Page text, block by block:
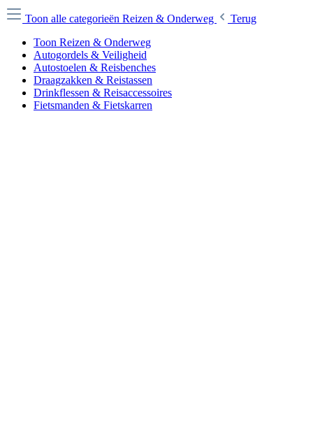
Toon alle categorieën Reizen & Onderweg
Terug
Toon Reizen & Onderweg
Autogordels & Veiligheid
Autostoelen & Reisbenches
Draagzakken & Reistassen
Drinkflessen & Reisaccessoires
Fietsmanden & Fietskarren